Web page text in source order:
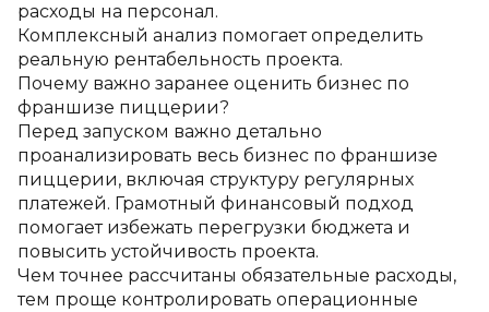
расходы на персонал.
Комплексный анализ помогает определить
реальную рентабельность проекта.
Почему важно заранее оценить бизнес по
франшизе пиццерии?
Перед запуском важно детально
проанализировать весь бизнес по франшизе
пиццерии, включая структуру регулярных
платежей. Грамотный финансовый подход
помогает избежать перегрузки бюджета и
повысить устойчивость проекта.
Чем точнее рассчитаны обязательные расходы,
тем проще контролировать операционные